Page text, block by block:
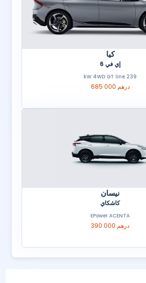
كيا
إي في 6
239 kW 4WD GT line
685 000 درهم
نيسان
كاشكاي
EPower ACENTA
390 000 درهم